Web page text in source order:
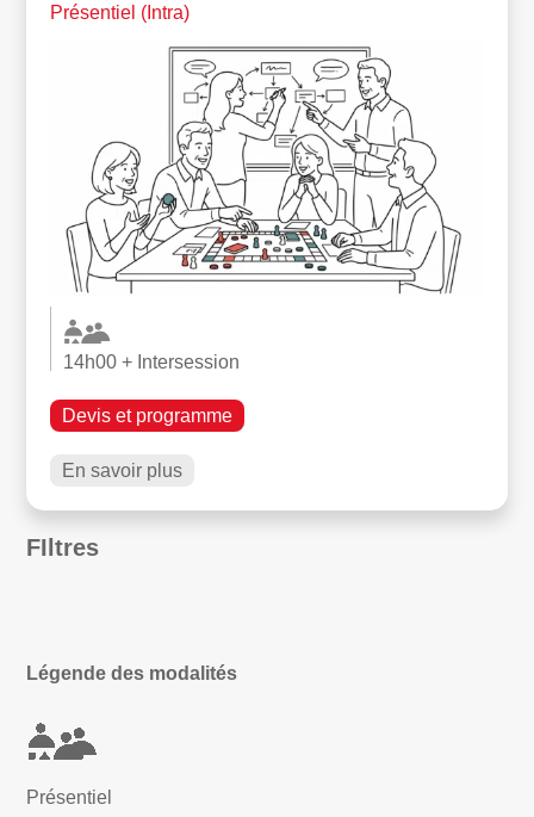
Présentiel (Intra)
14h00 + Intersession
Devis et programme
En savoir plus
FIltres
Légende des modalités
Présentiel